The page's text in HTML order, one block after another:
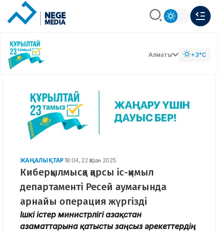
Алматы +3°C
ЖАҢАЛЫҚТАР 18:04, 22 Қазан 2025
Киберқылмысқа қарсы іс-қимыл
департаменті Ресей аумағында
арнайы операция жүргізді
Ішкі істер министрлігі Қазақстан
азаматтарына қатысты заңсыз әрекеттердің